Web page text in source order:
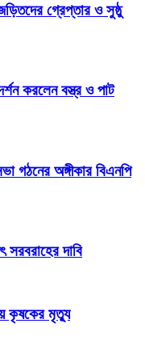
গ্রেপ্তার ও সুষ্ঠু
করলেন বস্ত্র ও পাট
গঠনের অঙ্গীকার বিএনপি
সরবরাহের দাবি
কৃষকের মৃত্যু